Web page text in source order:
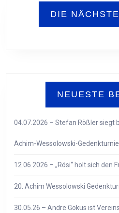
DIE
NEUESTE
04.07.2026 – Stefan Rößler siegt
Achim-Wessolowski-
12.06.2026 – „Rösi“ holt sich den
20. Achim Wessolowski
30.05.26 – Andre Gokus ist